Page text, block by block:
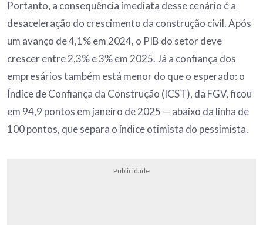
Portanto, a consequência imediata desse cenário é a
desaceleração do crescimento da construção civil. Após
um avanço de 4,1% em 2024, o PIB do setor deve
crescer entre 2,3% e 3% em 2025. Já a confiança dos
empresários também está menor do que o esperado: o
Índice de Confiança da Construção (ICST), da FGV, ficou
em 94,9 pontos em janeiro de 2025 — abaixo da linha de
100 pontos, que separa o índice otimista do pessimista.
Publicidade